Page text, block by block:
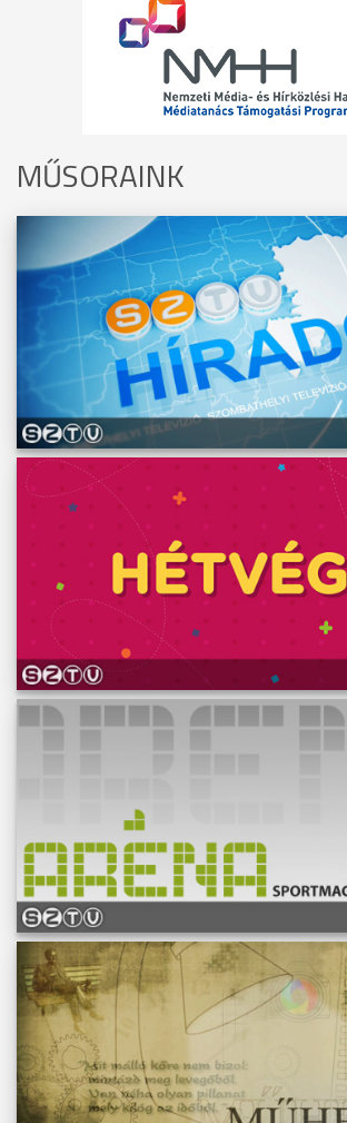
MŰSORAINK